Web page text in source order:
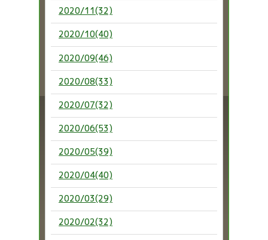
2020/11(32)
2020/10(40)
2020/09(46)
2020/08(33)
2020/07(32)
2020/06(53)
2020/05(39)
2020/04(40)
2020/03(29)
2020/02(32)